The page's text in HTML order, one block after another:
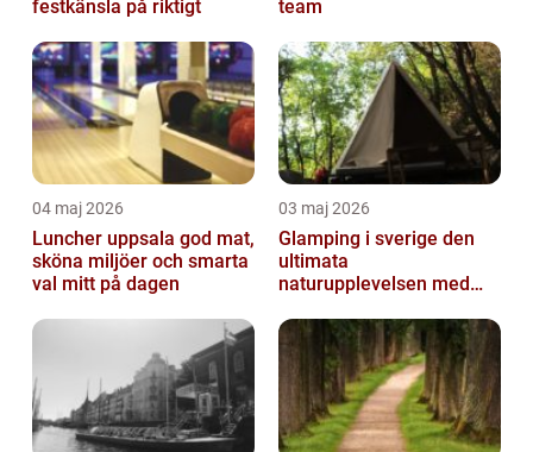
festkänsla på riktigt
team
04 maj 2026
Luncher uppsala god mat,
sköna miljöer och smarta
val mitt på dagen
03 maj 2026
Glamping i sverige den
ultimata
naturupplevelsen med